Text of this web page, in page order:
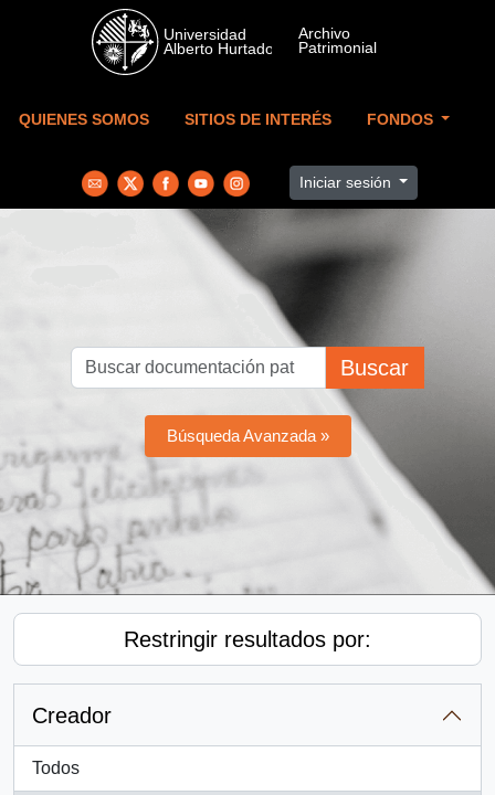
Skip to main content
QUIENES SOMOS SITIOS DE INTERÉS FONDOS
Iniciar sesión
Buscar
Búsqueda Avanzada »
Restringir resultados por:
Creador
Todos